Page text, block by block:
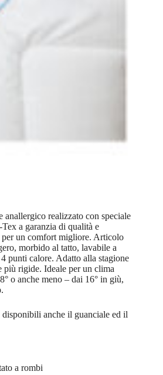
realizzato con speciale
a garanzia di qualità e
per un comfort migliore. Articolo
morbido al tatto, lavabile a
punti calore. Adatto alla stagione
più rigide. Ideale per un clima
o anche meno – dai 16° in giù,
anche il guanciale ed il
a rombi